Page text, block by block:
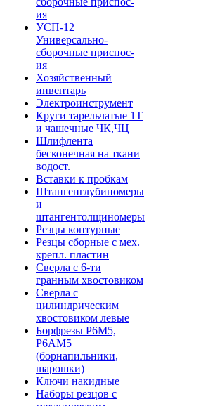
ия
УСП-12
Универсально-
сборочные приспос-
ия
Хозяйственный
инвентарь
Электроинструмент
Круги тарельчатые 1Т
и чашечные ЧК,ЧЦ
Шлифлента
бесконечная на ткани
водост.
Вставки к пробкам
Штангенглубиномеры
и
штангентолщиномеры
Резцы контурные
Резцы сборные с мех.
крепл. пластин
Сверла с 6-ти
гранным хвостовиком
Сверла с
цилиндрическим
хвостовиком левые
Борфрезы Р6М5,
Р6АМ5
(борнапильники,
шарошки)
Ключи накидные
Наборы резцов с